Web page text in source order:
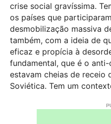
crise social gravíssima.
os países que
desmobilização massiva
também, com a ideia de
eficaz e propícia à
fundamental, que é o
estavam cheias de receio
Soviética. Tem um